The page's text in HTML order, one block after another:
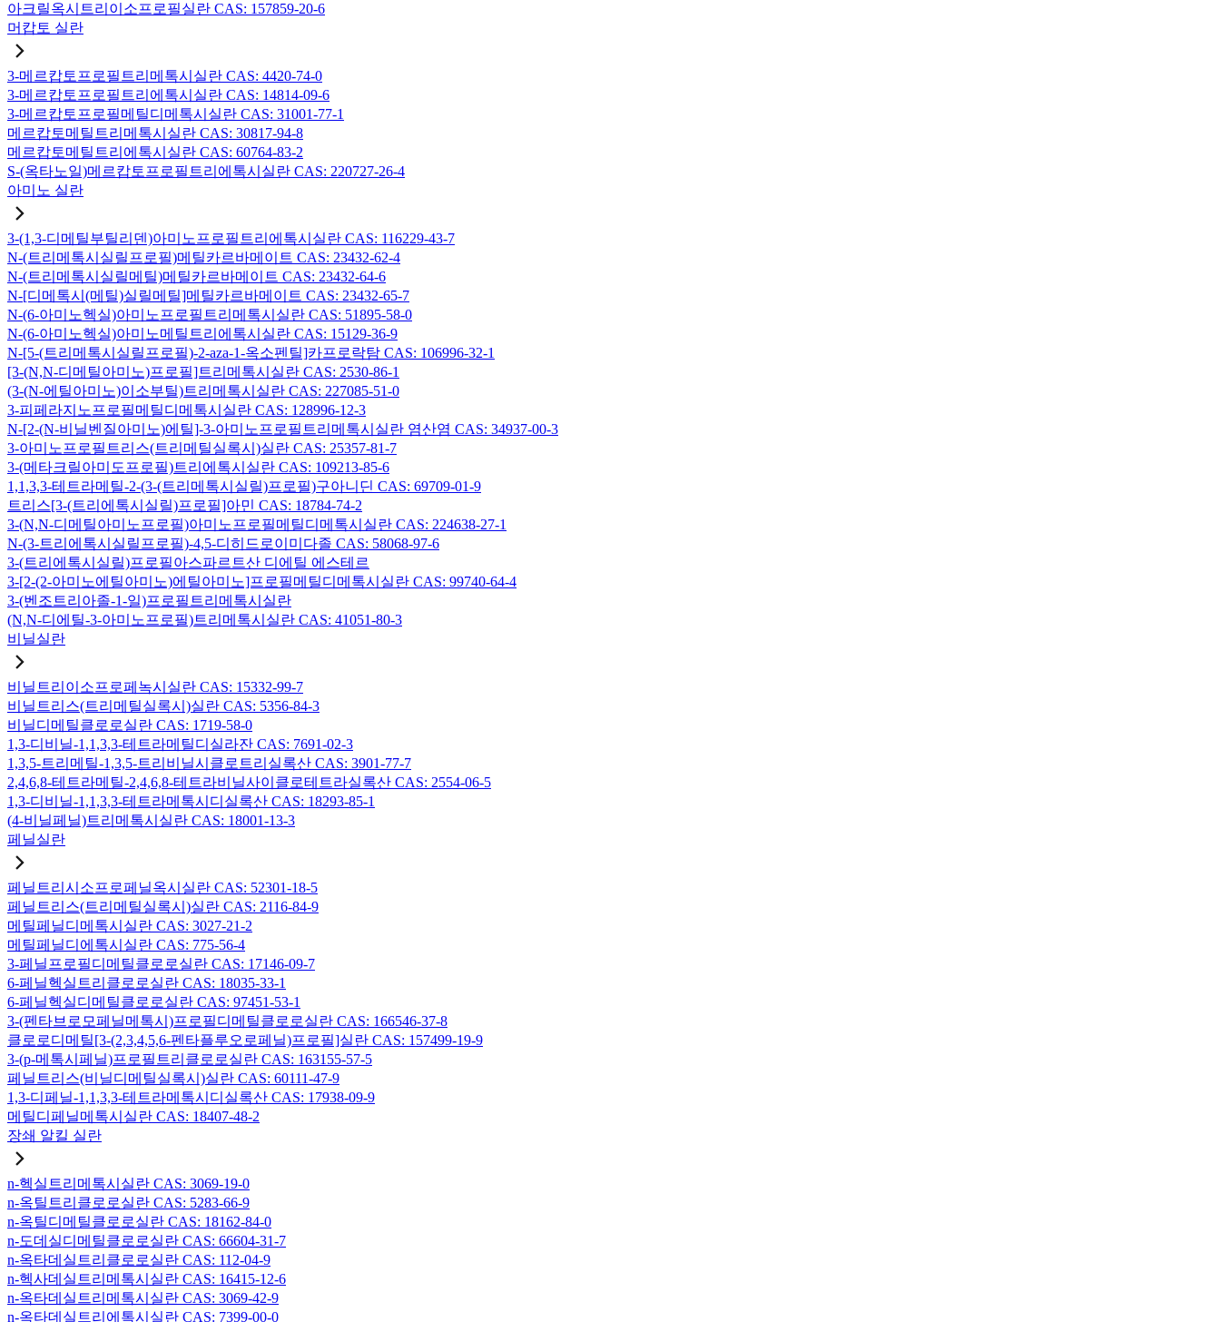
아크릴옥시트리이소프로필실란 CAS: 157859-20-6
머캅토 실란
3-메르캅토프로필트리메톡시실란 CAS: 4420-74-0
3-메르캅토프로필트리에톡시실란 CAS: 14814-09-6
3-메르캅토프로필메틸디메톡시실란 CAS: 31001-77-1
메르캅토메틸트리메톡시실란 CAS: 30817-94-8
메르캅토메틸트리에톡시실란 CAS: 60764-83-2
S-(옥타노일)메르캅토프로필트리에톡시실란 CAS: 220727-26-4
아미노 실란
3-(1,3-디메틸부틸리덴)아미노프로필트리에톡시실란 CAS: 116229-43-7
N-(트리메톡시실릴프로필)메틸카르바메이트 CAS: 23432-62-4
N-(트리메톡시실릴메틸)메틸카르바메이트 CAS: 23432-64-6
N-[디메톡시(메틸)실릴메틸]메틸카르바메이트 CAS: 23432-65-7
N-(6-아미노헥실)아미노프로필트리메톡시실란 CAS: 51895-58-0
N-(6-아미노헥실)아미노메틸트리에톡시실란 CAS: 15129-36-9
N-[5-(트리메톡시실릴프로필)-2-aza-1-옥소펜틸]카프로락탐 CAS: 106996-32-1
[3-(N,N-디메틸아미노)프로필]트리메톡시실란 CAS: 2530-86-1
(3-(N-에틸아미노)이소부틸)트리메톡시실란 CAS: 227085-51-0
3-피페라지노프로필메틸디메톡시실란 CAS: 128996-12-3
N-[2-(N-비닐벤질아미노)에틸]-3-아미노프로필트리메톡시실란 염산염 CAS: 34937-00-3
3-아미노프로필트리스(트리메틸실록시)실란 CAS: 25357-81-7
3-(메타크릴아미도프로필)트리에톡시실란 CAS: 109213-85-6
1,1,3,3-테트라메틸-2-(3-(트리메톡시실릴)프로필)구아니딘 CAS: 69709-01-9
트리스[3-(트리에톡시실릴)프로필]아민 CAS: 18784-74-2
3-(N,N-디메틸아미노프로필)아미노프로필메틸디메톡시실란 CAS: 224638-27-1
N-(3-트리에톡시실릴프로필)-4,5-디히드로이미다졸 CAS: 58068-97-6
3-(트리에톡시실릴)프로필아스파르트산 디에틸 에스테르
3-[2-(2-아미노에틸아미노)에틸아미노]프로필메틸디메톡시실란 CAS: 99740-64-4
3-(벤조트리아졸-1-일)프로필트리메톡시실란
(N,N-디에틸-3-아미노프로필)트리메톡시실란 CAS: 41051-80-3
비닐실란
비닐트리이소프로페녹시실란 CAS: 15332-99-7
비닐트리스(트리메틸실록시)실란 CAS: 5356-84-3
비닐디메틸클로로실란 CAS: 1719-58-0
1,3-디비닐-1,1,3,3-테트라메틸디실라잔 CAS: 7691-02-3
1,3,5-트리메틸-1,3,5-트리비닐시클로트리실록산 CAS: 3901-77-7
2,4,6,8-테트라메틸-2,4,6,8-테트라비닐사이클로테트라실록산 CAS: 2554-06-5
1,3-디비닐-1,1,3,3-테트라메톡시디실록산 CAS: 18293-85-1
(4-비닐페닐)트리메톡시실란 CAS: 18001-13-3
페닐실란
페닐트리시소프로페닐옥시실란 CAS: 52301-18-5
페닐트리스(트리메틸실록시)실란 CAS: 2116-84-9
메틸페닐디메톡시실란 CAS: 3027-21-2
메틸페닐디에톡시실란 CAS: 775-56-4
3-페닐프로필디메틸클로로실란 CAS: 17146-09-7
6-페닐헥실트리클로로실란 CAS: 18035-33-1
6-페닐헥실디메틸클로로실란 CAS: 97451-53-1
3-(펜타브로모페닐메톡시)프로필디메틸클로로실란 CAS: 166546-37-8
클로로디메틸[3-(2,3,4,5,6-펜타플루오로페닐)프로필]실란 CAS: 157499-19-9
3-(p-메톡시페닐)프로필트리클로로실란 CAS: 163155-57-5
페닐트리스(비닐디메틸실록시)실란 CAS: 60111-47-9
1,3-디페닐-1,1,3,3-테트라메톡시디실록산 CAS: 17938-09-9
메틸디페닐메톡시실란 CAS: 18407-48-2
장쇄 알킬 실란
n-헥실트리메톡시실란 CAS: 3069-19-0
n-옥틸트리클로로실란 CAS: 5283-66-9
n-옥틸디메틸클로로실란 CAS: 18162-84-0
n-도데실디메틸클로로실란 CAS: 66604-31-7
n-옥타데실트리클로로실란 CAS: 112-04-9
n-헥사데실트리메톡시실란 CAS: 16415-12-6
n-옥타데실트리메톡시실란 CAS: 3069-42-9
n-옥타데실트리에톡시실란 CAS: 7399-00-0